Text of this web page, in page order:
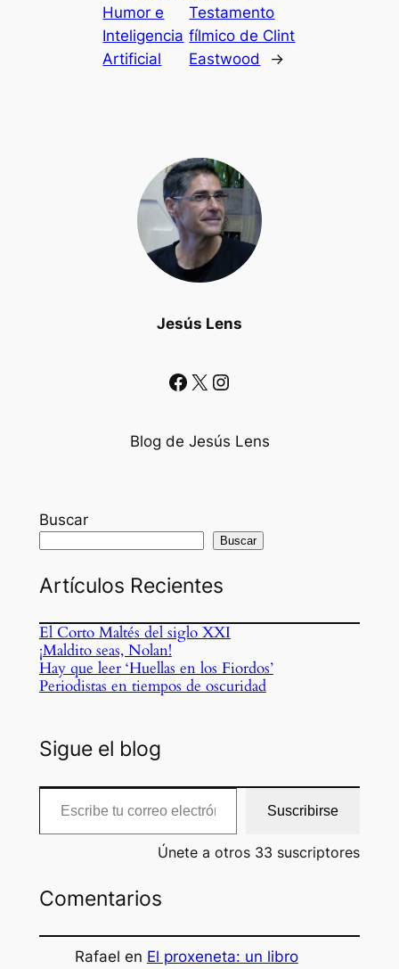
Jesús Lens
Facebook X Instagram
Blog de Jesús Lens
Humor e
Inteligencia
Artificial
Testamento
fílmico de Clint
Eastwood
→
Buscar
Buscar
Artículos Recientes
El Corto Maltés del siglo XXI
¡Maldito seas, Nolan!
Hay que leer ‘Huellas en los Fiordos’
Periodistas en tiempos de oscuridad
Sigue el blog
Escribe tu correo electrónico…
Suscribirse
Únete a otros 33 suscriptores
Comentarios
Rafael en El proxeneta: un libro